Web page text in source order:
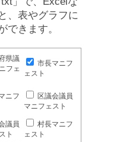
、表やグラフに
できます。
県議
フェ
市長マニフ
ェスト
ニフ
区議会議員
マニフェスト
議員
ト
村長マニフ
ェスト